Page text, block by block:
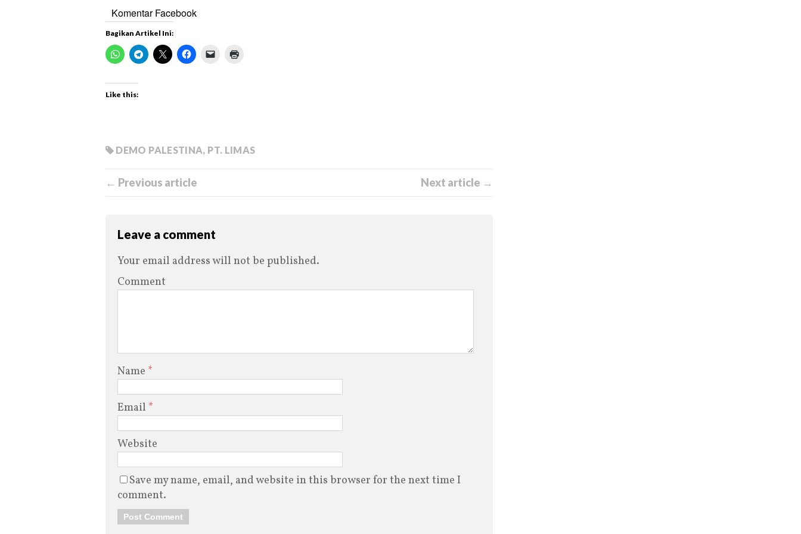
Komentar Facebook
Bagikan Artikel Ini:
Like this:
DEMO PALESTINA, PT. LIMAS
← Previous article Next article →
Leave a comment
Your email address will not be published.
Comment
Name *
Email *
Website
Save my name, email, and website in this browser for the next time I
comment.